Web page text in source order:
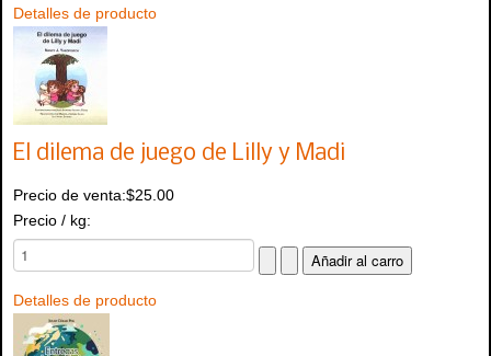
Detalles de producto
El dilema de juego de Lilly y Madi
Precio de venta:$25.00
Precio / kg:
Detalles de producto